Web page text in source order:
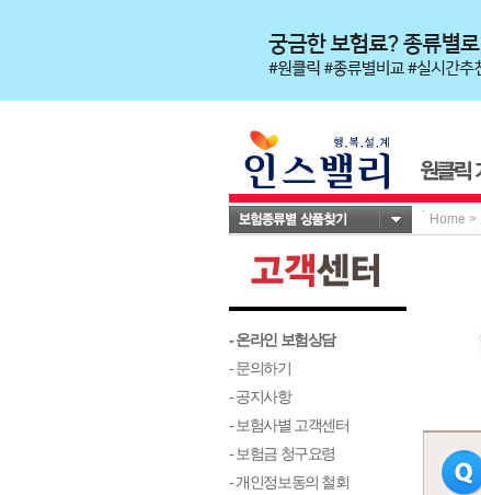
Home >
- 온라인 보험상담
- 문의하기
- 공지사항
- 보험사별 고객센터
- 보험금 청구요령
- 개인정보동의 철회